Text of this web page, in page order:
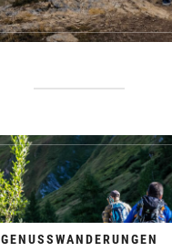
GENUSSWANDERUNGEN